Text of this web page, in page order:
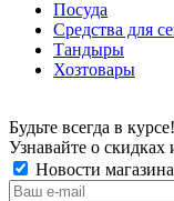
Посуда
Средства для
Тандыры
Хозтовары
Будьте всегда в курсе!
Узнавайте о
Новости магазина